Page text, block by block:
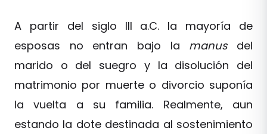
A partir del siglo III a.C. la mayoría de
esposas no entran bajo la manus del
marido o del suegro y la disolución del
matrimonio por muerte o divorcio suponía
la vuelta a su familia. Realmente, aun
estando la dote destinada al sostenimiento